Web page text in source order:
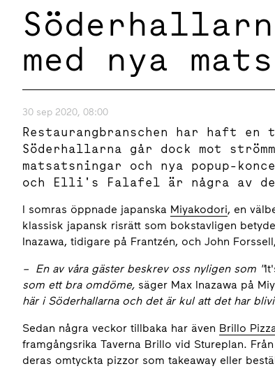
med nya
30 sep 2020, 08:00
Restaurangbranschen har haft
Söderhallarna går dock mot
matsatsningar och nya popup-
och Elli's Falafel är några av
I somras öppnade japanska Miyakodori, en
klassisk japansk risrätt som bokstavligen
Inazawa, tidigare på Frantzén, och John
– En av våra gäster beskrev oss nyligen som "
som ett bra omdöme, säger Max Inazawa på
här i Söderhallarna och det är kul att det har
Sedan några veckor tillbaka har även Brillo
framgångsrika Taverna Brillo vid Stureplan.
deras omtyckta pizzor som takeaway eller